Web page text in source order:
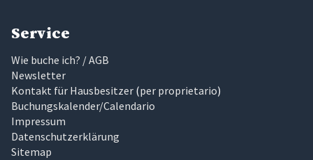
Service
Wie buche ich? / AGB
Newsletter
Kontakt für Hausbesitzer (per proprietario)
Buchungskalender/Calendario
Impressum
Datenschutzerklärung
Sitemap